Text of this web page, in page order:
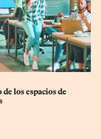
los espacios de